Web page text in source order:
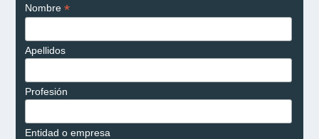
Nombre *
Apellidos
Profesión
Entidad o empresa